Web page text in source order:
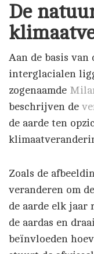
De
Aan de basis
interglacialen
zogenaamde
beschrijven de
de aarde ten
Zoals de
veranderen om
de aarde elk jaar
de aardas en
beïnvloeden